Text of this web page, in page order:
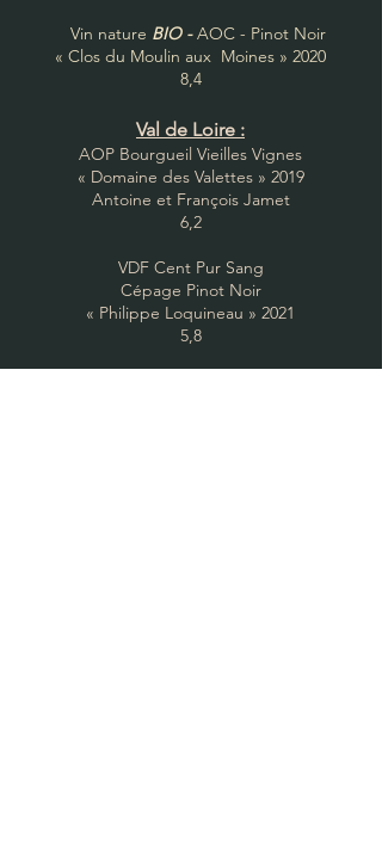
Vin nature BIO -AOC - Pinot Noir
« Clos du Moulin aux Moines » 2020
8,4
Val de Loire :
AOP Bourgueil Vieilles Vignes
« Domaine des Valettes » 2019
Antoine et François Jamet
6,2
VDF Cent Pur Sang
Cépage Pinot Noir
« Philippe Loquineau » 2021
5,8